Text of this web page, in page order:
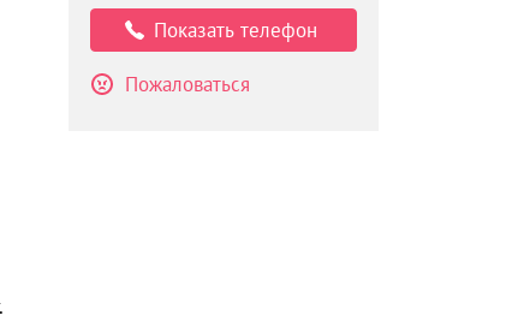
Показать телефон
Пожаловаться